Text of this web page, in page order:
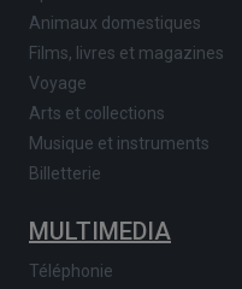
Animaux domestiques
Films, livres et magazines
Voyage
Arts et collections
Musique et instruments
Billetterie
MULTIMEDIA
Téléphonie